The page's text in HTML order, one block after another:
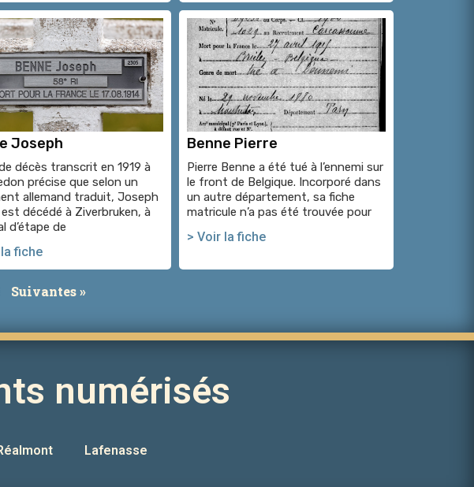
Joseph
décès transcrit en 1919 à
précise que selon un
allemand traduit, Joseph
décédé à Ziverbruken, à
d’étape de
fiche
Benne Pierre
Pierre Benne a été tué à l’ennemi sur
le front de Belgique. Incorporé dans
un autre département, sa fiche
matricule n’a pas été trouvée pour
> Voir la fiche
Suivantes »
numérisés
Lafenasse